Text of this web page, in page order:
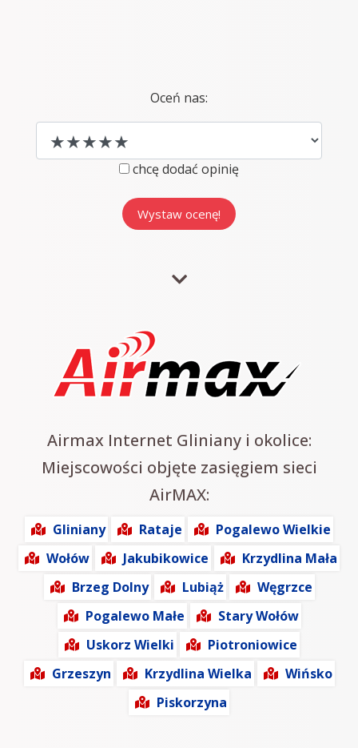
Oceń nas:
chcę dodać opinię
Airmax Internet Gliniany i okolice:
Miejscowości objęte zasięgiem sieci
AirMAX:
Gliniany Rataje
Pogalewo Wielkie
Wołów
Jakubikowice
Krzydlina Mała
Brzeg Dolny
Lubiąż
Węgrzce
Pogalewo Małe
Stary Wołów
Uskorz Wielki
Piotroniowice
Grzeszyn
Krzydlina Wielka
Wińsko
Piskorzyna